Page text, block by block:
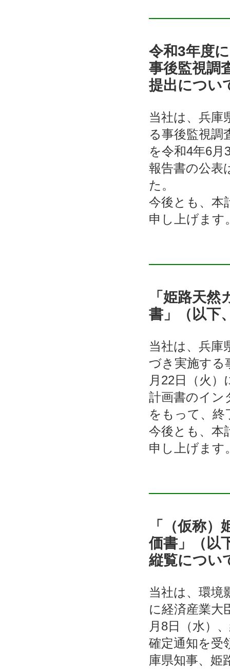
令和3年度
事後監視調
提出につい
当社は、兵庫
る事後監視調
を令和4年6月
報告書の公表
た。
今後とも、本
申し上げます
「姫路天
書」（以下
当社は、兵庫
づき実施する
月22日（火
計画書のイン
をもって、終
今後とも、本
申し上げます
「（仮称
価書」（以
縦覧につい
当社は、環境
に経済産業大
月8日（水）
確定通知を受
庫県知事、姫